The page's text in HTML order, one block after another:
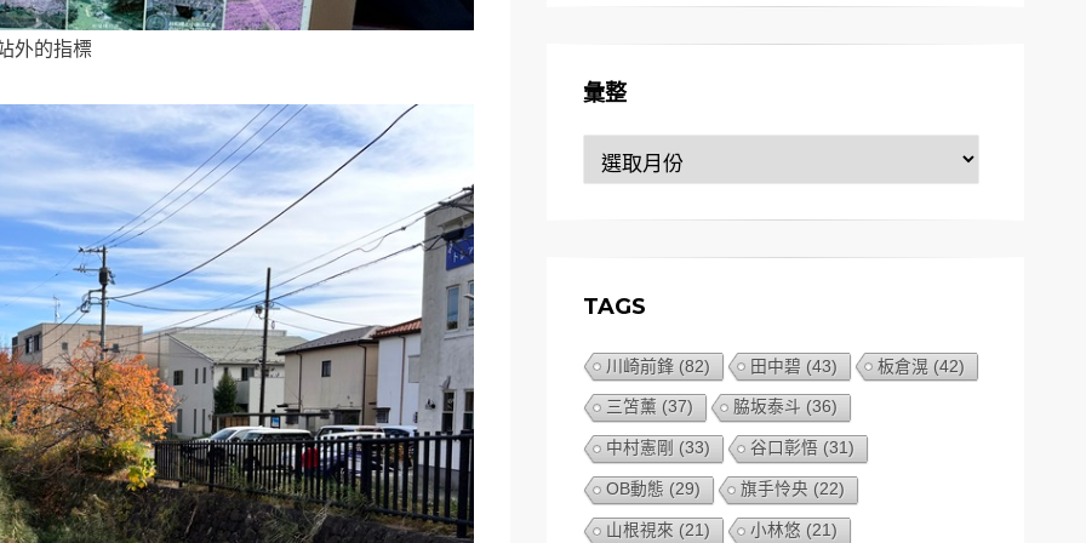
外的指標
彙整
彙
整
TAGS
川崎前鋒 (82) 田中碧 (43) 板倉滉 (42)
三笘薰 (37) 脇坂泰斗 (36)
中村憲剛 (33) 谷口彰悟 (31)
OB動態 (29) 旗手怜央 (22)
山根視來 (21) 小林悠 (21)